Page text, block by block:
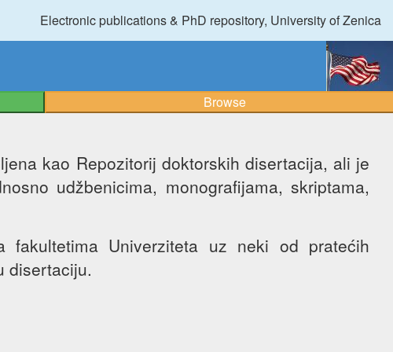
Electronic publications & PhD repository, University of Zenica
Browse
kao Repozitorij doktorskih disertacija, ali je
udžbenicima, monografijama, skriptama,
fakultetima Univerziteta uz neki od pratećih
disertaciju.